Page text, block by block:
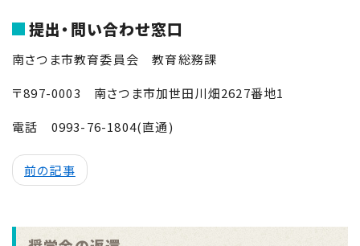
提出・問い合わせ窓口
南さつま市教育委員会 教育総務課
〒897-0003 南さつま市加世田川畑2627番地1
電話 0993-76-1804(直通)
前の記事